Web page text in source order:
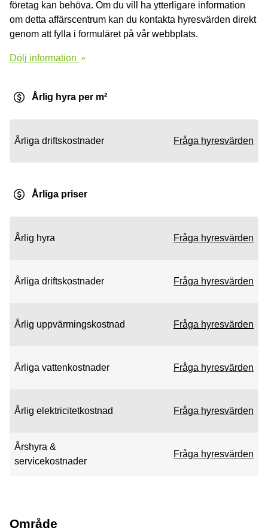
företag kan behöva. Om du vill ha ytterligare information
om detta affärscentrum kan du kontakta hyresvärden direkt
genom att fylla i formuläret på vår webbplats.
Dölj information
Årlig hyra per m²
Årliga driftskostnader Fråga hyresvärden
Årliga priser
Årlig hyra Fråga hyresvärden
Årliga driftskostnader Fråga hyresvärden
Årlig uppvärmingskostnad Fråga hyresvärden
Årliga vattenkostnader Fråga hyresvärden
Årlig elektricitetkostnad Fråga hyresvärden
Årshyra &
servicekostnader
Fråga hyresvärden
Område